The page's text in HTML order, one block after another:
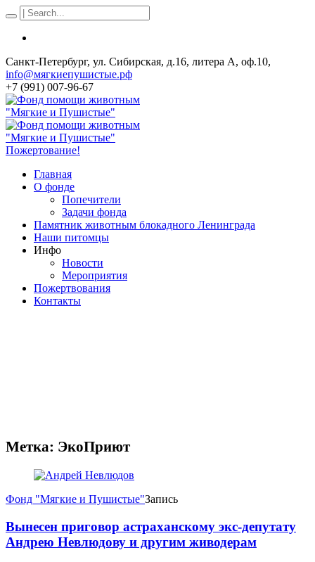
Санкт-Петербург, ул. Сибирская, д.16, литера А, оф.10,
info@мягкиепушистые.рф
+7 (991) 007-96-67
Пожертование!
Главная
О фонде
Попечители
Задачи фонда
Памятник животным блокадного Ленинграда
Наши питомцы
Инфо
Новости
Мероприятия
Пожертвования
Контакты
Метка: ЭкоПриют
Фонд "Мягкие и Пушистые"Запись
Вынесен приговор астраханскому экс-депутату
Андрею Невлюдову и другим живодерам